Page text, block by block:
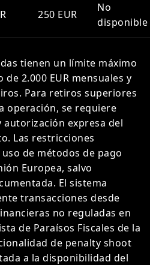
250 EUR
No
disponible
tienen un límite máximo
2.000 EUR mensuales y
Para retiros superiores
operación, se requiere
expresa del
Las restricciones
de métodos de pago
Europea, salvo
El sistema
transacciones desde
no reguladas en
de Paraísos Fiscales de la
de penalty shoot
a la disponibilidad del